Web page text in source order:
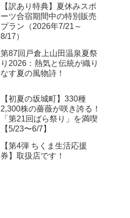
【訳あり特典】夏休みスポ
ーツ合宿期間中の特別販売
プラン（2026年7/21～
8/17）
第87回戸倉上山田温泉夏祭
り2026：熱気と伝統が織り
なす夏の風物詩！
【初夏の坂城町】330種
2,300株の薔薇が咲き誇る！
「第21回ばら祭り」を満喫
【5/23〜6/7】
【第4弾 ちくま生活応援
券】取扱店です！